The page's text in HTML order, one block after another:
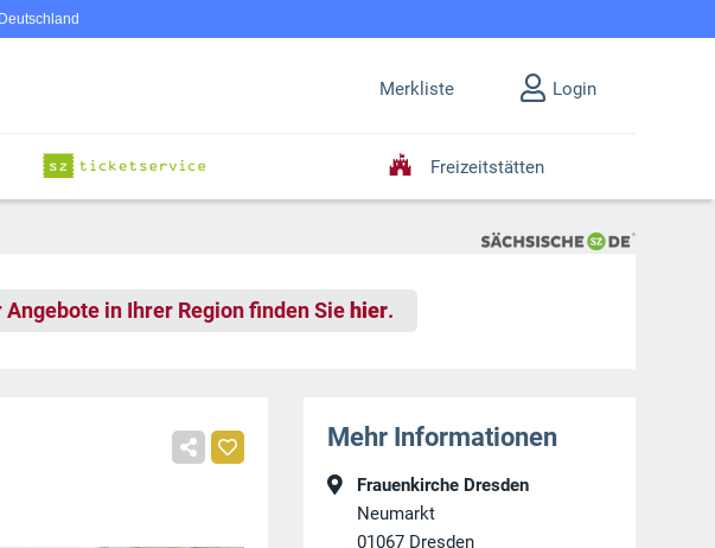
Merkliste Login
Freizeitstätten
in Ihrer Region finden Sie hier.
Mehr Informationen
Frauenkirche Dresden
Neumarkt
01067 Dresden